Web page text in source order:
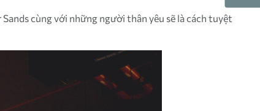
cùng với những người thân yêu sẽ là cách tuyệt